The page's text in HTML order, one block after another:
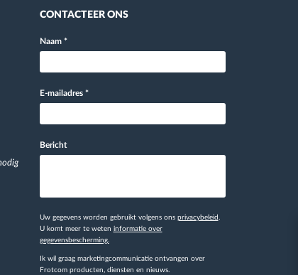
CONTACTEER ONS
Naam *
E-mailadres *
Bericht
Uw gegevens worden gebruikt volgens ons privacybeleid .
U komt meer te weten informatie over
gegevensbescherming.
Ik wil graag marketingcommunicatie ontvangen over
Frotcom producten, diensten en nieuws.